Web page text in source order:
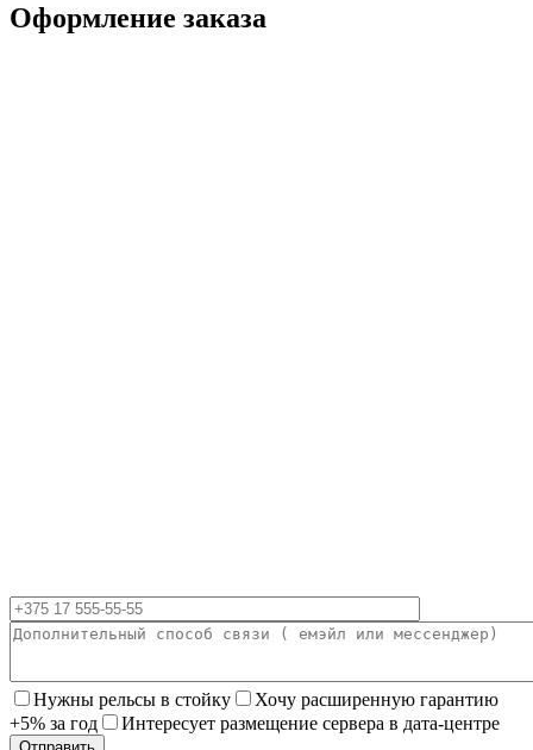
Оформление заказа
Нужны рельсы в стойку
Хочу расширенную гарантию
+5% за год
Интересует размещение сервера в дата-центре